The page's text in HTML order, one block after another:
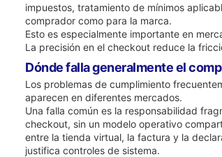
impuestos, tratamiento de mínimos
comprador como para la marca.
Esto es especialmente importante en
La precisión en el checkout reduce la
Dónde falla generalmente el
Los problemas de cumplimiento
aparecen en diferentes mercados.
Una falla común es la responsabilidad
checkout, sin un modelo operativo
entre la tienda virtual, la factura y la
justifica controles de sistema.